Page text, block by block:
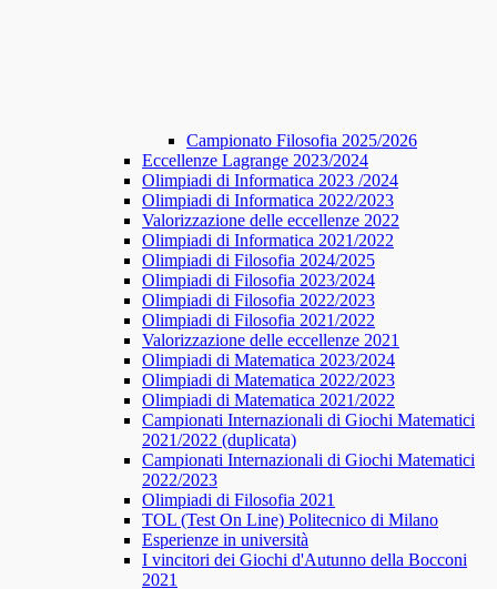
Campionato Filosofia 2025/2026
​​Eccellenze Lagrange 2023/2024
Olimpiadi di Informatica 2023 /2024
Olimpiadi di Informatica 2022/2023
Valorizzazione delle eccellenze 2022
Olimpiadi di Informatica 2021/2022
Olimpiadi di Filosofia 2024/2025
Olimpiadi di Filosofia 2023/2024
Olimpiadi di Filosofia 2022/2023
Olimpiadi di Filosofia 2021/2022
Valorizzazione delle eccellenze 2021
Olimpiadi di Matematica 2023/2024
Olimpiadi di Matematica 2022/2023
Olimpiadi di Matematica 2021/2022
Campionati Internazionali di Giochi Matematici
2021/2022 (duplicata)
Campionati Internazionali di Giochi Matematici
2022/2023
Olimpiadi di Filosofia 2021
TOL (Test On Line) Politecnico di Milano
Esperienze in università
I vincitori dei Giochi d'Autunno della Bocconi
2021